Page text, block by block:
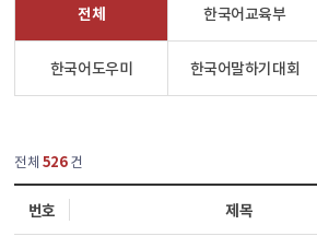
전체 한국어교육부
한국어도우미 한국어말하기대회
전체 526건
번호 제목